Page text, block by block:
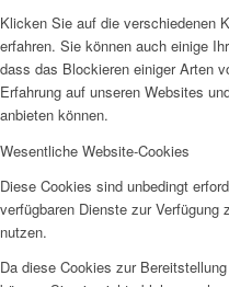
Klicken Sie auf die verschiedenen
erfahren. Sie können auch einige
dass das Blockieren einiger Arten
Erfahrung auf unseren Websites
anbieten können.
Wesentliche Website-Cookies
Diese Cookies sind unbedingt
verfügbaren Dienste zur
nutzen.
Da diese Cookies zur